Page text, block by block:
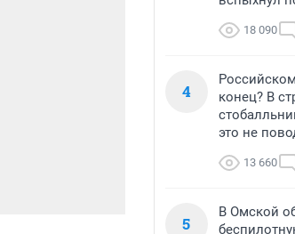
18 090
4
конец? В
это не
13 660
5
В Омской